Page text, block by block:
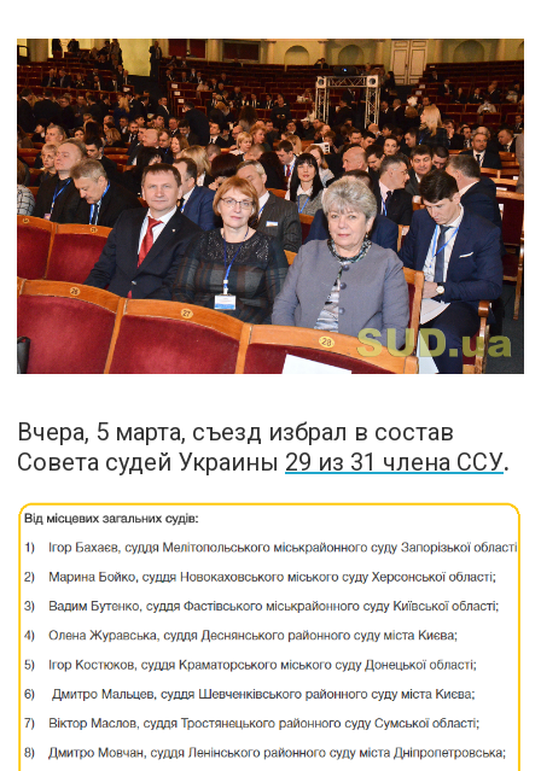
Вчера, 5 марта, съезд избрал в состав
Совета судей Украины 29 из 31 члена ССУ.